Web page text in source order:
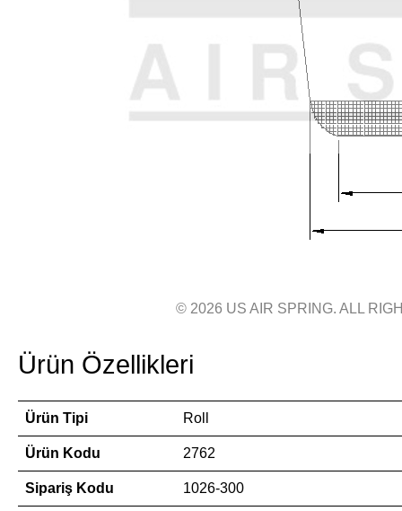
© 2026 US AIR SPRING. ALL
Ürün Özellikleri
Ürün Tipi Roll
Ürün Kodu 2762
Sipariş Kodu 1026-300